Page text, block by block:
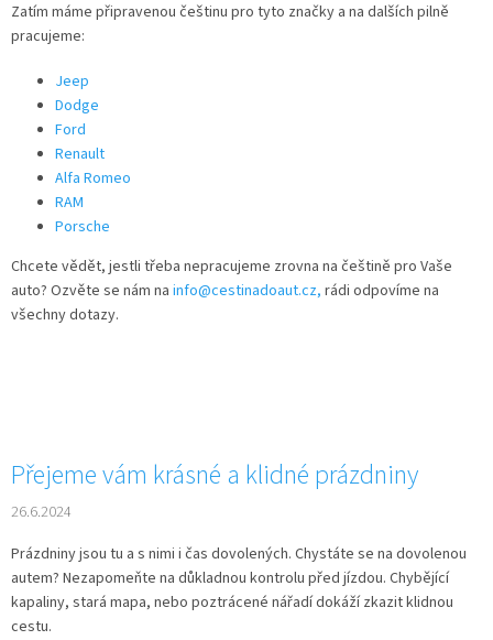
Zatím máme připravenou češtinu pro tyto značky a na dalších pilně
pracujeme:
Jeep
Dodge
Ford
Renault
Alfa Romeo
RAM
Porsche
Chcete vědět, jestli třeba nepracujeme zrovna na češtině pro Vaše
auto? Ozvěte se nám na info@cestinadoaut.cz, rádi odpovíme na
všechny dotazy.
Přejeme vám krásné a klidné prázdniny
26.6.2024
Prázdniny jsou tu a s nimi i čas dovolených. Chystáte se na dovolenou
autem? Nezapomeňte na důkladnou kontrolu před jízdou. Chybějící
kapaliny, stará mapa, nebo poztrácené nářadí dokáží zkazit klidnou
cestu.